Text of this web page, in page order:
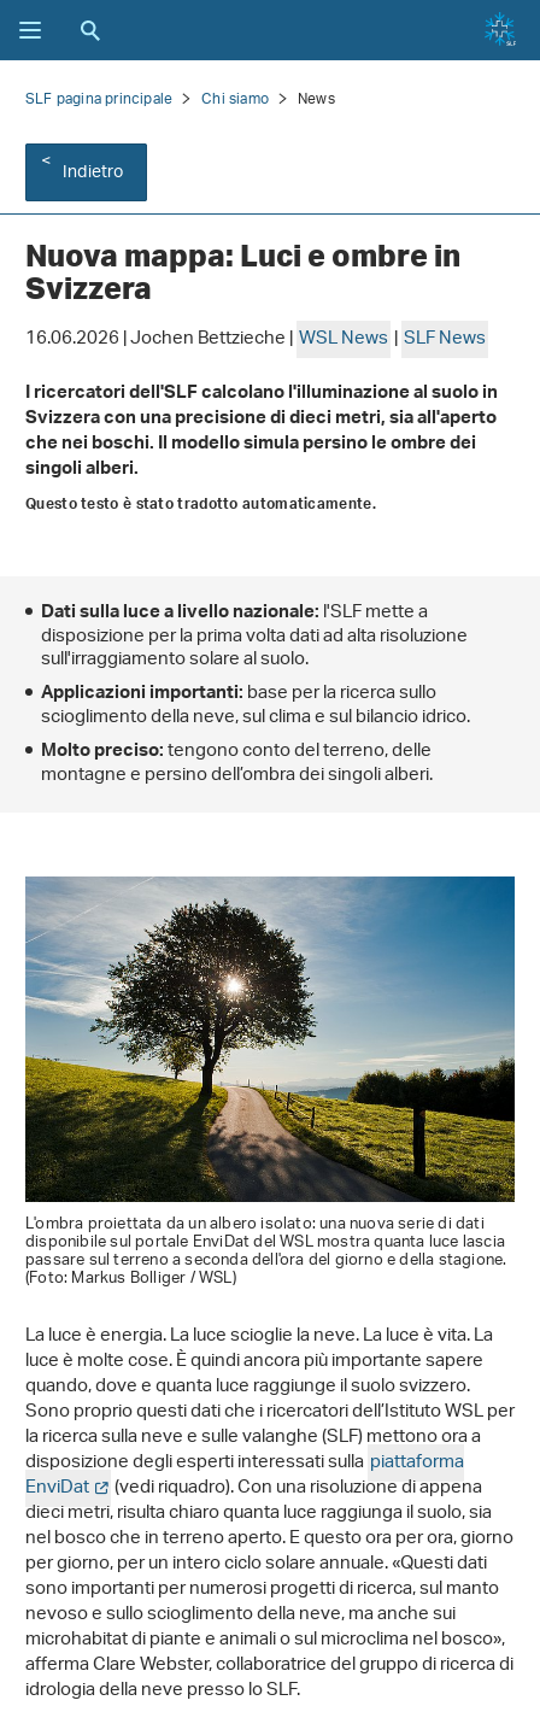
SLF pagina principale Chi siamo News
Indietro
Nuova mappa: Luci e ombre in
Svizzera
16.06.2026 | Jochen Bettzieche |WSL News|SLF News
I ricercatori dell'SLF calcolano l'illuminazione al suolo in
Svizzera con una precisione di dieci metri, sia all'aperto
che nei boschi. Il modello simula persino le ombre dei
singoli alberi.
Questo testo è stato tradotto automaticamente.
Dati sulla luce a livello nazionale:l'SLF mette a
disposizione per la prima volta dati ad alta risoluzione
sull'irraggiamento solare al suolo.
Applicazioni importanti:base per la ricerca sullo
scioglimento della neve, sul clima e sul bilancio idrico.
Molto preciso:tengono conto del terreno, delle
montagne e persino dell’ombra dei singoli alberi.
L'ombra proiettata da un albero isolato: una nuova serie di dati
disponibile sul portale EnviDat del WSL mostra quanta luce lascia
passare sul terreno a seconda dell'ora del giorno e della stagione.
(Foto: Markus Bolliger / WSL)
La luce è energia. La luce scioglie la neve. La luce è vita. La
luce è molte cose. È quindi ancora più importante sapere
quando, dove e quanta luce raggiunge il suolo svizzero.
Sono proprio questi dati che i ricercatori dell’Istituto WSL per
la ricerca sulla neve e sulle valanghe (SLF) mettono ora a
disposizione degli esperti interessati sulla piattaforma
EnviDat (vedi riquadro). Con una risoluzione di appena
dieci metri, risulta chiaro quanta luce raggiunga il suolo, sia
nel bosco che in terreno aperto. E questo ora per ora, giorno
per giorno, per un intero ciclo solare annuale. «Questi dati
sono importanti per numerosi progetti di ricerca, sul manto
nevoso e sullo scioglimento della neve, ma anche sui
microhabitat di piante e animali o sul microclima nel bosco»,
afferma Clare Webster, collaboratrice del gruppo di ricerca di
idrologia della neve presso lo SLF.